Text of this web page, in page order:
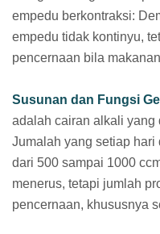
empedu berkontraksi:
empedu tidak kontinyu,
pencernaan bila
Susunan dan Fungsi
adalah cairan alkali yang
Jumalah yang setiap
dari 500 sampai 1000
menerus, tetapi jumlah
pencernaan, khususnya